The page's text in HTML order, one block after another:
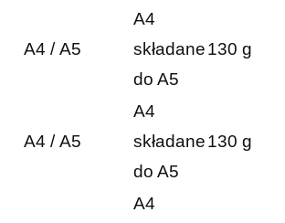
A4 / A5
A4
składane
do A5
130 g
A4 / A5
A4
składane
do A5
130 g
A4